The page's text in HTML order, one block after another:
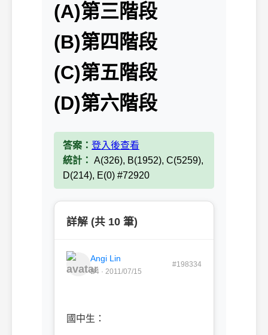
(A)第三階段
(B)第四階段
(C)第五階段
(D)第六階段
答案： 登入後查看
統計： A(326), B(1952), C(5259),
D(214), E(0) #72920
詳解 (共 10 筆)
Angi Lin
B4 · 2011/07/15
#198334
國中生：